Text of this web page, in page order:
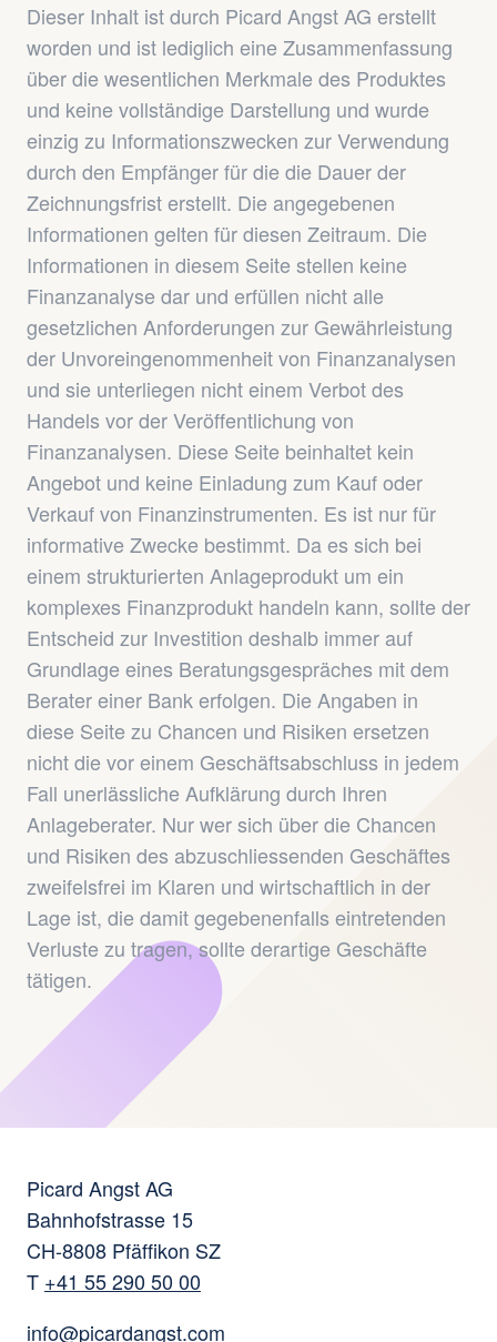
Dieser Inhalt ist durch Picard Angst AG erstellt
worden und ist lediglich eine Zusammenfassung
über die wesentlichen Merkmale des Produktes
und keine vollständige Darstellung und wurde
einzig zu Informationszwecken zur Verwendung
durch den Empfänger für die die Dauer der
Zeichnungsfrist erstellt. Die angegebenen
Informationen gelten für diesen Zeitraum. Die
Informationen in diesem Seite stellen keine
Finanzanalyse dar und erfüllen nicht alle
gesetzlichen Anforderungen zur Gewährleistung
der Unvoreingenommenheit von Finanzanalysen
und sie unterliegen nicht einem Verbot des
Handels vor der Veröffentlichung von
Finanzanalysen. Diese Seite beinhaltet kein
Angebot und keine Einladung zum Kauf oder
Verkauf von Finanzinstrumenten. Es ist nur für
informative Zwecke bestimmt. Da es sich bei
einem strukturierten Anlageprodukt um ein
komplexes Finanzprodukt handeln kann, sollte der
Entscheid zur Investition deshalb immer auf
Grundlage eines Beratungsgespräches mit dem
Berater einer Bank erfolgen. Die Angaben in
diese Seite zu Chancen und Risiken ersetzen
nicht die vor einem Geschäftsabschluss in jedem
Fall unerlässliche Aufklärung durch Ihren
Anlageberater. Nur wer sich über die Chancen
und Risiken des abzuschliessenden Geschäftes
zweifelsfrei im Klaren und wirtschaftlich in der
Lage ist, die damit gegebenenfalls eintretenden
Verluste zu tragen, sollte derartige Geschäfte
tätigen.
Picard Angst AG
Bahnhofstrasse 15
CH-8808 Pfäffikon SZ
T +41 55 290 50 00
info@picardangst.com